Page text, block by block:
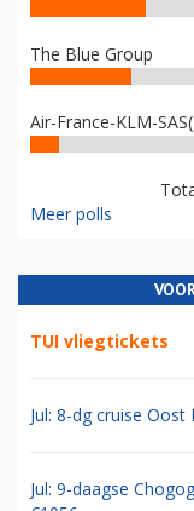
The Blue Group
Air-France-KLM-
Meer polls
TUI vliegtickets
Jul: 8-dg cruise
Jul: 9-daagse